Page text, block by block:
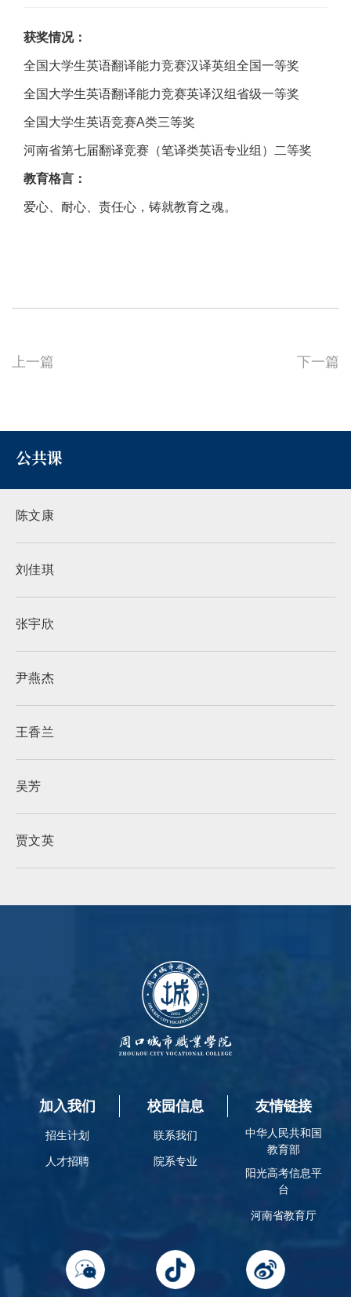
获奖情况：
全国大学生英语翻译能力竞赛汉译英组全国一等奖
全国大学生英语翻译能力竞赛英译汉组省级一等奖
全国大学生英语竞赛A类三等奖
河南省第七届翻译竞赛（笔译类英语专业组）二等奖
教育格言：
爱心、耐心、责任心，铸就教育之魂。
上一篇 下一篇
公共课
陈文康
刘佳琪
张宇欣
尹燕杰
王香兰
吴芳
贾文英
向彩凤
时亚博
加入我们
招生计划
人才招聘
校园信息
联系我们
院系专业
友情链接
中华人民共和国
教育部
阳光高考信息平
台
河南省教育厅